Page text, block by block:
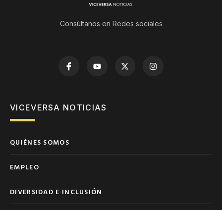
Consúltanos en Redes sociales
VICEVERSA NOTICIAS
QUIÉNES SOMOS
EMPLEO
DIVERSIDAD E INCLUSIÓN